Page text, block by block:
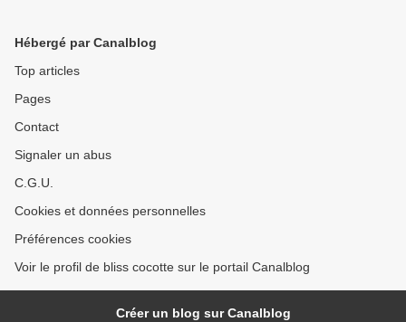
Hébergé par Canalblog
Top articles
Pages
Contact
Signaler un abus
C.G.U.
Cookies et données personnelles
Préférences cookies
Voir le profil de bliss cocotte sur le portail Canalblog
Créer un blog sur Canalblog